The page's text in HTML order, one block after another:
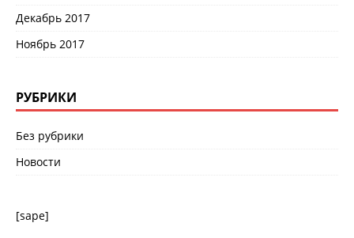
Декабрь 2017
Ноябрь 2017
РУБРИКИ
Без рубрики
Новости
[sape]